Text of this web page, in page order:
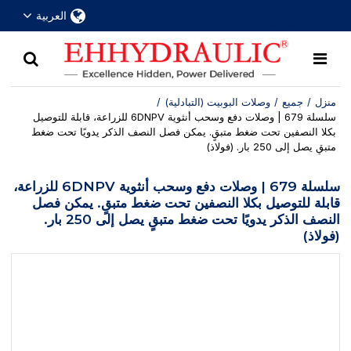
العربية
منزل / جميع / وصلات البوبيت (التبادلية) /
سلسلة 679 | وصلات دفع وسحب أنثوية 6DNPV للزراعة، قابلة للتوصيل
بكلا النصفين تحت ضغط متبقٍ. يمكن فصل النصف الذكر يدويًا تحت ضغط
متبقٍ يصل إلى 250 بار. (فولاذ)
سلسلة 679 | وصلات دفع وسحب أنثوية 6DNPV للزراعة،
قابلة للتوصيل بكلا النصفين تحت ضغط متبقٍ. يمكن فصل
النصف الذكر يدويًا تحت ضغط متبقٍ يصل إلى 250 بار.
(فولاذ)